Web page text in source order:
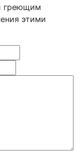
греющим
этими